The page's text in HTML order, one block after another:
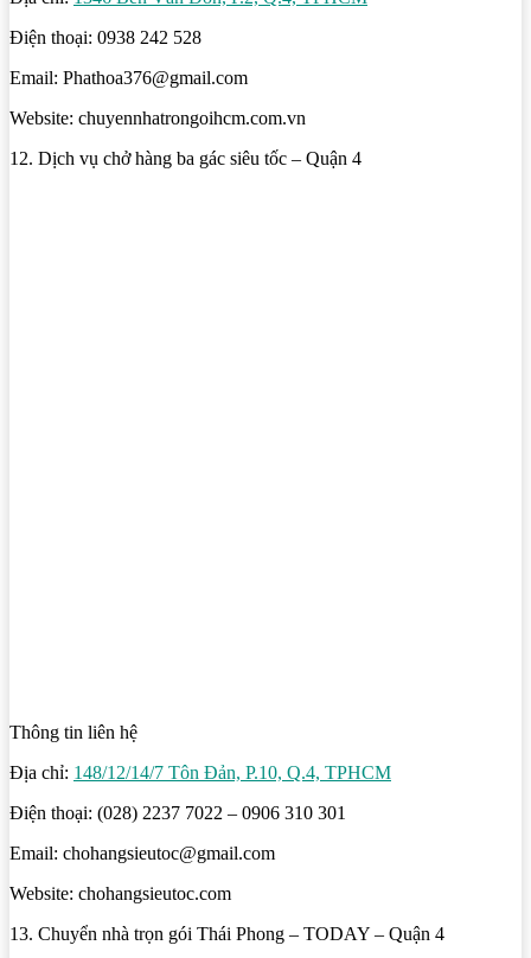
Điện thoại: 0938 242 528
Email: Phathoa376@gmail.com
Website: chuyennhatrongoihcm.com.vn
12. Dịch vụ chở hàng ba gác siêu tốc – Quận 4
Thông tin liên hệ
Địa chỉ: 148/12/14/7 Tôn Đản, P.10, Q.4, TPHCM
Điện thoại: (028) 2237 7022 – 0906 310 301
Email: chohangsieutoc@gmail.com
Website: chohangsieutoc.com
13. Chuyển nhà trọn gói Thái Phong – TODAY – Quận 4